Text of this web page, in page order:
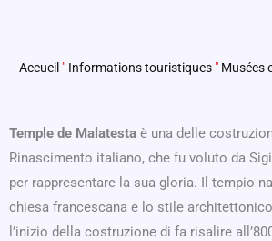
Accueil " Informations touristiques " Musées
Temple de Malatesta è una delle
Rinascimento italiano, che fu voluto da
per rappresentare la sua gloria. Il tempio
chiesa francescana e lo stile
l’inizio della costruzione di fa risalire